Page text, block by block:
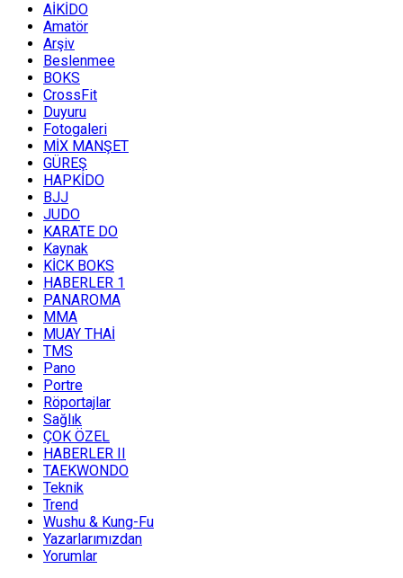
AİKİDO
Amatör
Arşiv
Beslenmee
BOKS
CrossFit
Duyuru
Fotogaleri
MİX MANŞET
GÜREŞ
HAPKİDO
BJJ
JUDO
KARATE DO
Kaynak
KİCK BOKS
HABERLER 1
PANAROMA
MMA
MUAY THAİ
TMS
Pano
Portre
Röportajlar
Sağlık
ÇOK ÖZEL
HABERLER II
TAEKWONDO
Teknik
Trend
Wushu & Kung-Fu
Yazarlarımızdan
Yorumlar